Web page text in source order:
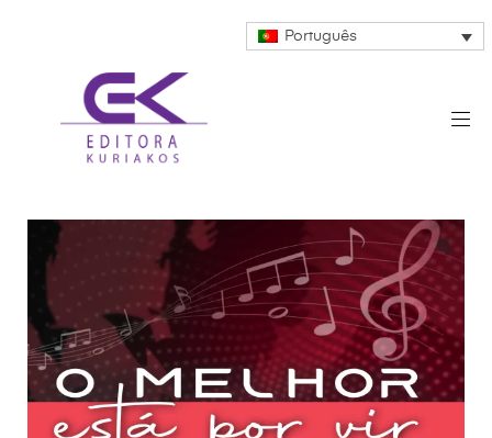
Português